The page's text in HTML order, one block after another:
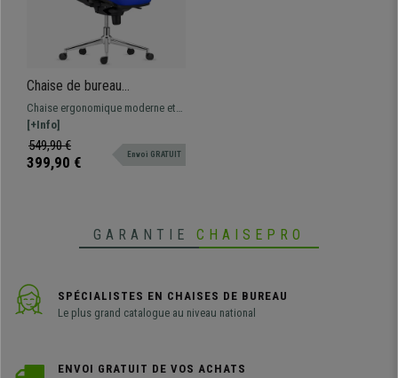
Chaise de bureau
MILO,Piétement métallique,
Accoudoirs Ajustables,
Support Lombaire, en Tissu,
Bleu
Chaise ergonomique moderne et
confortable, le modèle parfait
pour une utilisation
professionnelle étant donné sa
[+Info]
549,90 €
399,90 € Envoi GRATUIT
GARANTIE CHAISEPRO
SPÉCIALISTES EN CHAISES DE BUREAU
Le plus grand catalogue au niveau national
ENVOI GRATUIT DE VOS ACHATS